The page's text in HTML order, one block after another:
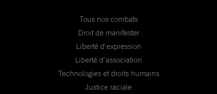
Tous nos combats
Droit de manifester
Liberté d'expression
Liberté d'association
Technologies et droits humains
Justice raciale